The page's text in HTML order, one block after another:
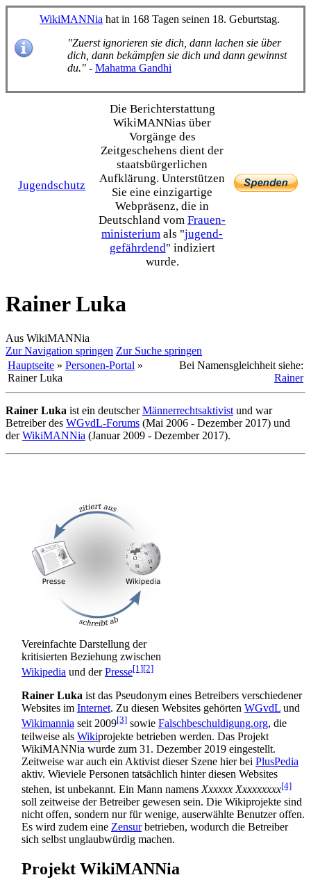
WikiMANNia hat in 168 Tagen seinen 18. Geburtstag.
"Zuerst ignorieren sie dich, dann lachen sie über
dich, dann bekämpfen sie dich und dann gewinnst
du." - Mahatma Gandhi
Jugendschutz
Die Bericht­erstattung
WikiMANNias über
Vorgänge des
Zeitgeschehens dient der
staats­bürgerlichen
Aufklärung. Unterstützen
Sie eine einzig­artige
Webpräsenz, die in
Deutschland vom Frauen­
ministerium als "jugend­
gefährdend" indiziert
wurde.
Rainer Luka
Aus WikiMANNia
Zur Navigation springen Zur Suche springen
Hauptseite » Personen-Portal »
Rainer Luka
Bei Namensgleichheit siehe:
Rainer
Rainer Luka ist ein deutscherMännerrechts­aktivist und war
Betreiber des WGvdL-Forums (Mai 2006 - Dezember 2017) und
derWikiMANNia (Januar 2009 - Dezember 2017).
Vereinfachte Darstellung der
kritisierten Beziehung zwischen
Wikipedia und derPresse[1][2]
Rainer Luka ist das Pseudonym eines Betreibers verschiedener
Websites im Internet. Zu diesen Websites gehörten WGvdL und
Wikimannia seit 2009[3] sowie Falschbeschuldigung.org, die
teilweise als Wiki­projekte betrieben werden. Das Projekt
WikiMANNia wurde zum 31. Dezember 2019 eingestellt.
Zeitweise war auch ein Aktivist dieser Szene hier bei PlusPedia
aktiv. Wieviele Personen tatsächlich hinter diesen Websites
stehen, ist unbekannt. Ein Mann namens Xxxxxx Xxxxxxxxx[4]
soll zeitweise der Betreiber gewesen sein. Die Wikiprojekte sind
nicht offen, sondern nur für wenige, auserwählte Benutzer offen.
Es wird zudem eine Zensurbetrieben, wodurch die Betreiber
sich selbst unglaubwürdig machen.
Projekt WikiMANNia